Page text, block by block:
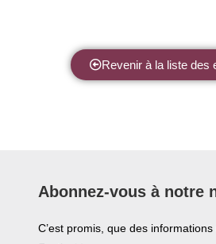
Revenir à la liste des
Abonnez-vous à notre
C’est promis, que des